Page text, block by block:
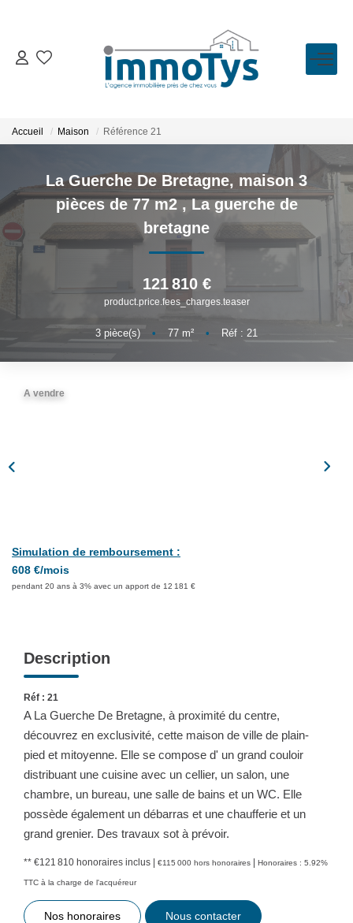
VENTE
LOCATION
ESTIMATION
BIENS VENDUS
Présentation
L'équipe
Accueil Maison Référence 21
La Guerche De Bretagne, maison 3
pièces de 77 m2,La guerche de
bretagne
121 810 €
product.price.fees_charges.teaser
3 pièce(s) • 77 m² • Réf : 21
A vendre
Simulation de remboursement :
608 €/mois
pendant 20 ans à 3% avec un apport de 12 181 €
Description
Réf : 21
A La Guerche De Bretagne, à proximité du centre,
découvrez en exclusivité, cette maison de ville de plain-
pied et mitoyenne. Elle se compose d' un grand couloir
distribuant une cuisine avec un cellier, un salon, une
chambre, un bureau, une salle de bains et un WC. Elle
possède également un débarras et une chaufferie et un
grand grenier. Des travaux sot à prévoir.
** €121 810 honoraires inclus | €115 000 hors honoraires | Honoraires : 5.92%
TTC à la charge de l'acquéreur
Nos honoraires Nous contacter